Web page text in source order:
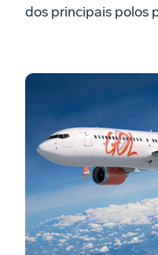
dos principais polos